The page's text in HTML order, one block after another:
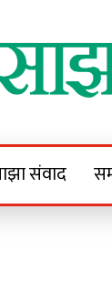
संवाद